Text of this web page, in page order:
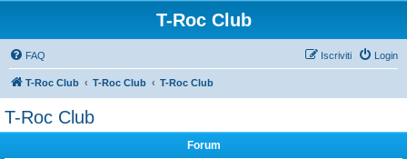
T-Roc Club
FAQ Login
Iscriviti
T-Roc Club T-Roc Club T-Roc Club
T-Roc Club
Forum